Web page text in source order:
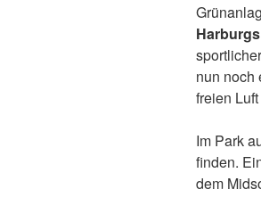
nun noch
freien
Im Park
finden.
dem